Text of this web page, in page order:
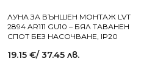
ЛУНА ЗА ВЪНШЕН МОНТАЖ LVT
2894 AR111 GU10 – БЯЛ ТАВАНЕН
СПОТ БЕЗ НАСОЧВАНЕ, IP20
19.15 €/ 37.45 лв.